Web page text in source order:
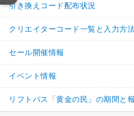
これつけてる人って
一生何もしないで隠密して脱出す
返信 (0)
引き換えコード配布状況
クリエイターコード一覧と入力方
セール開催情報
イベント情報
リフトパス「黄金の民」の期間と